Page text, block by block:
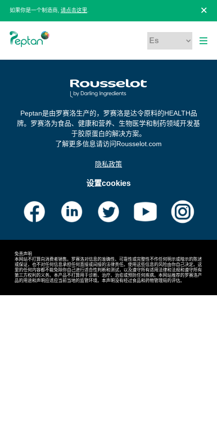
如果你是一个制造商, 请点击这里
Peptan是由罗赛洛生产的，罗赛洛是达令原料的HEALTH品
牌。罗赛洛为食品、健康和营养、生物医学和制药领域开发基
于胶原蛋白的解决方案。
了解更多信息请访问Rousselot.com
隐私政策
设置cookies
免责声明
本网站不打算向消费者销售。罗赛洛对信息的准确性、可靠性或完整性不作任何明示或暗示的陈述
或保证，也不对任何信息承担任何直接或间接的法律责任。使用这些信息的风险由你自己决定。这
里的任何内容都不能免除你自己进行适合性判断和测试，以及遵守所有适用法律和法规和遵守所有
第三方权利的义务。本产品不打算用于诊断、治疗、治愈或预防任何疾病。本网站推荐的罗赛洛产
品的用途和声明应适应当前当地的监管环境。本声明没有经过食品和药物管理局的评估。